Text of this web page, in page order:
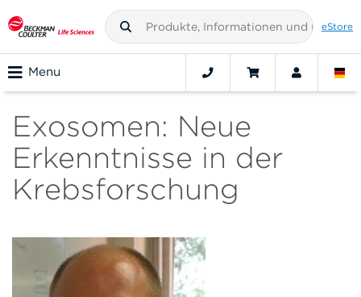
eStore
Menu
Exosomen: Neue
Erkenntnisse in der
Krebsforschung